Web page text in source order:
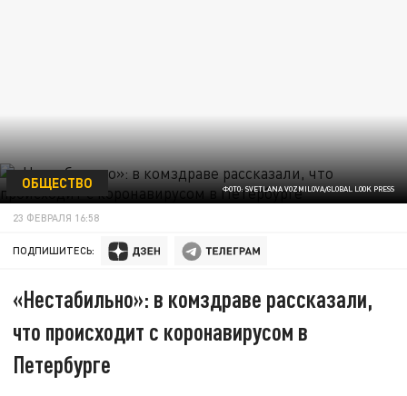
ФОТО: SVETLANA VOZMILOVA/GLOBAL LOOK PRESS
ОБЩЕСТВО
23 ФЕВРАЛЯ 16:58
ПОДПИШИТЕСЬ:
«Нестабильно»: в комздраве рассказали,
что происходит с коронавирусом в
Петербурге